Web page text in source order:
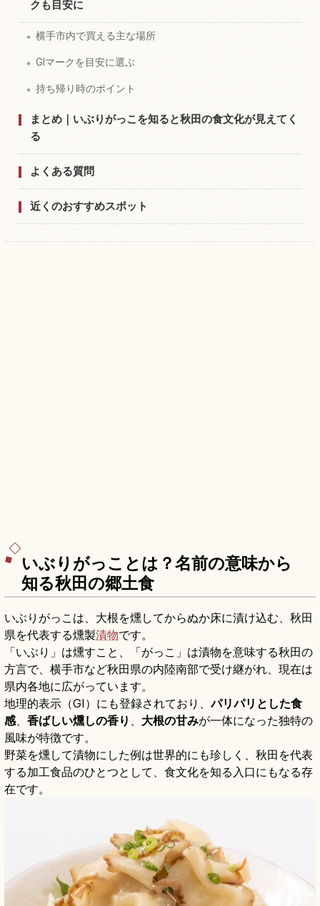
クも目安に
横手市内で買える主な場所
GIマークを目安に選ぶ
持ち帰り時のポイント
まとめ｜いぶりがっこを知ると秋田の食文化が見えてく
る
よくある質問
近くのおすすめスポット
いぶりがっことは？名前の意味から
知る秋田の郷土食
いぶりがっこは、大根を燻してからぬか床に漬け込む、秋田
県を代表する燻製漬物です。
「いぶり」は燻すこと、「がっこ」は漬物を意味する秋田の
方言で、横手市など秋田県の内陸南部で受け継がれ、現在は
県内各地に広がっています。
地理的表示（GI）にも登録されており、パリパリとした食
感
香ばしい燻しの香り 大根の甘みが一体になった独特の
風味が特徴です。
野菜を燻して漬物にした例は世界的にも珍しく、秋田を代表
する加工食品のひとつとして、食文化を知る入口にもなる存
在です。